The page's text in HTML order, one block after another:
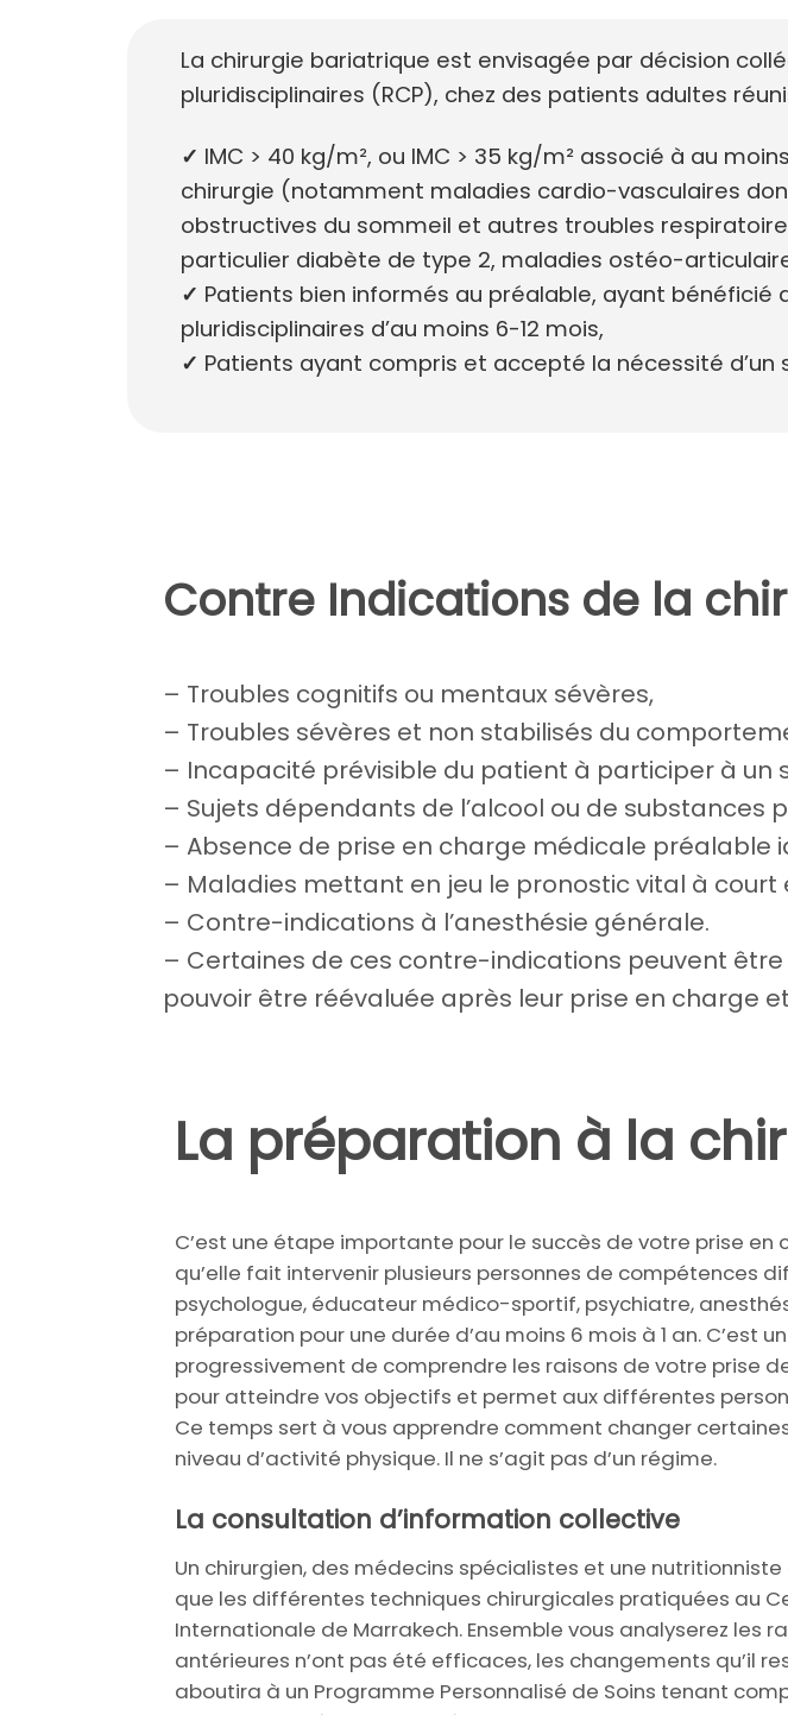
La chirurgie bariatrique est envisagée par décision
pluridisciplinaires (RCP), chez des patients adultes
✓ IMC > 40 kg/m², ou IMC > 35 kg/m² associé à au
chirurgie (notamment maladies cardio-vasculaires
obstructives du sommeil et autres troubles
particulier diabète de type 2, maladies ostéo-
✓ Patients bien informés au préalable, ayant bénéficié
pluridisciplinaires d’au moins 6-12 mois,
✓ Patients ayant compris et accepté la nécessité
Contre Indications de la
– Troubles cognitifs ou mentaux sévères,
– Troubles sévères et non stabilisés du
– Incapacité prévisible du patient à participer à un
– Sujets dépendants de l’alcool ou de substances
– Absence de prise en charge médicale préalable
– Maladies mettant en jeu le pronostic vital à
– Contre-indications à l’anesthésie générale.
– Certaines de ces contre-indications peuvent
pouvoir être réévaluée après leur prise en charge
La préparation à la
C’est une étape importante pour le succès de votre prise
qu’elle fait intervenir plusieurs personnes de compétences
psychologue, éducateur médico-sportif, psychiatre,
préparation pour une durée d’au moins 6 mois à 1 an.
progressivement de comprendre les raisons de votre prise
pour atteindre vos objectifs et permet aux différentes
Ce temps sert à vous apprendre comment changer
niveau d’activité physique. Il ne s’agit pas d’un régime.
La consultation d’information collective
Un chirurgien, des médecins spécialistes et une
que les différentes techniques chirurgicales pratiquées au
Internationale de Marrakech. Ensemble vous analyserez les
antérieures n’ont pas été efficaces, les changements qu’il
aboutira à un Programme Personnalisé de Soins tenant